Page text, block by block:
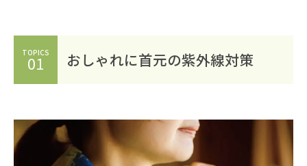
TOPICS
01 おしゃれに首元の紫外線対策